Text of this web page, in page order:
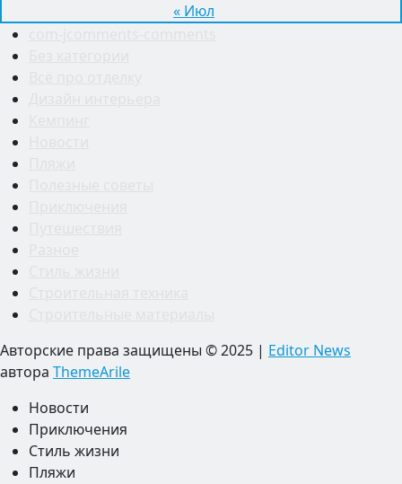
« Июл
Авторские права защищены © 2025 | Editor News
автора ThemeArile
Новости
Приключения
Стиль жизни
Пляжи